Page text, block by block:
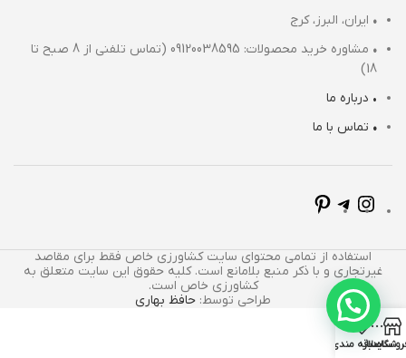
• ایران، البرز، کرج
•
مشاوره خرید محصولات: 09120038595 (تماس تلفنی از 8 صبح تا
18)
• درباره ما
• تماس با ما
استفاده از تمامی محتوای سایت کشاورزی خاص فقط برای مقاصد
غیرتجاری و با ذکر منبع بلامانع است. کلیه حقوق این سایت متعلق به
کشاورزی خاص است.
طراحی توسط: حافظ بهاری
سایدبارعلاقه مندی